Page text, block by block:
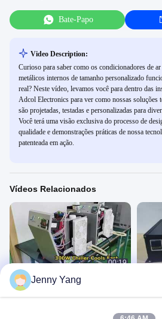
Bate-Papo
Video Description:
Curioso para saber como os condicionadores de
metálicos internos de tamanho personalizado
real? Neste vídeo, levamos você para dentro das
Adcol Electronics para ver como nossas soluções
são projetadas, testadas e personalizadas para
Você terá uma visão exclusiva do processo de
qualidade e demonstrações práticas de nossa
patenteada em ação.
Vídeos Relacionados
00:19
Resfriador de líquido recirculante
termoelétrico 300W
April
Jenny Yang